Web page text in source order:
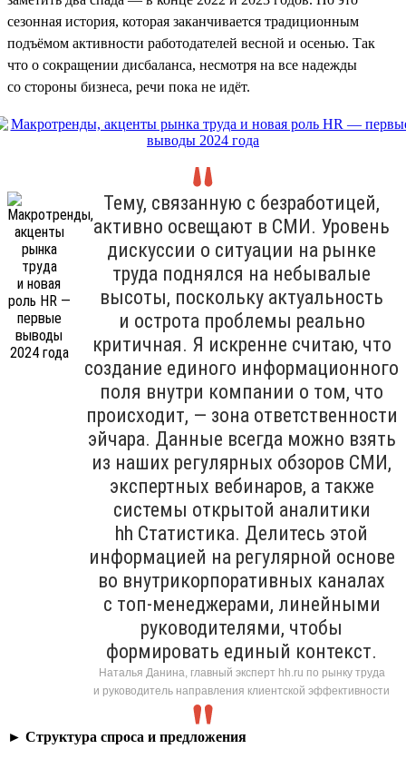
сезонная история, которая заканчивается традиционным
подъёмом активности работодателей весной и осенью. Так
что о сокращении дисбаланса, несмотря на все надежды
со стороны бизнеса, речи пока не идёт.
Тему, связанную с безработицей,
активно освещают в СМИ. Уровень
дискуссии о ситуации на рынке
труда поднялся на небывалые
высоты, поскольку актуальность
и острота проблемы реально
критичная. Я искренне считаю, что
создание единого информационного
поля внутри компании о том, что
происходит, — зона ответственности
эйчара. Данные всегда можно взять
из наших регулярных обзоров СМИ,
экспертных вебинаров, а также
системы открытой аналитики
hh Статистика. Делитесь этой
информацией на регулярной основе
во внутрикорпоративных каналах
с топ-менеджерами, линейными
руководителями, чтобы
формировать единый контекст.
Наталья Данина, главный эксперт hh.ru по рынку труда
и руководитель направления клиентской эффективности
► Структура спроса и предложения